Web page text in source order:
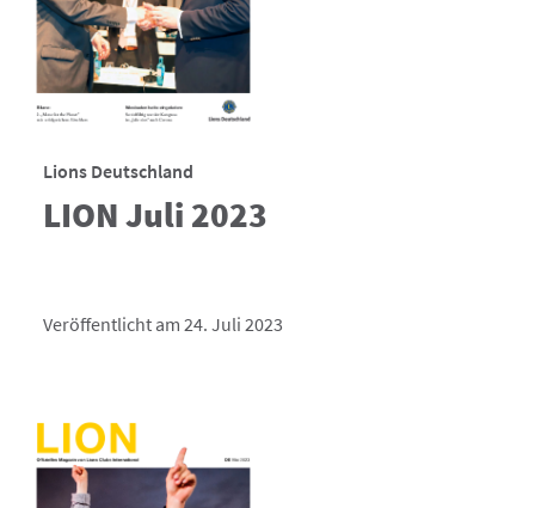
Lions Deutschland
LION Juli 2023
Veröffentlicht am 24. Juli 2023